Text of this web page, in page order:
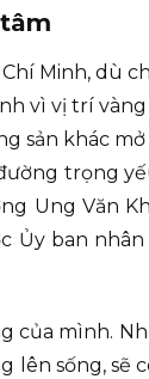
Minh, dù
vì vị trí
sản khác
trọng
Ung Văn
Ủy ban
mình.
lên sống,